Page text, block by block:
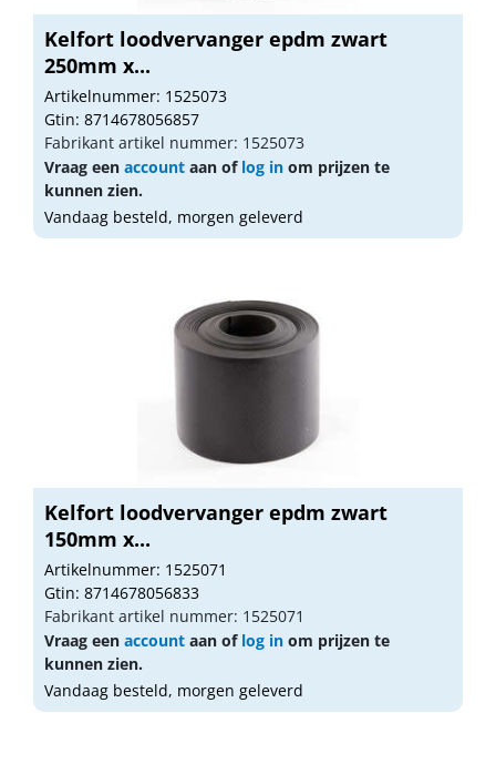
Kelfort loodvervanger epdm zwart
250mm x...
Artikelnummer: 1525073
Gtin: 8714678056857
Fabrikant artikel nummer: 1525073
Vraag een account aan of log in om prijzen te
kunnen zien.
Vandaag besteld, morgen geleverd
Kelfort loodvervanger epdm zwart
150mm x...
Artikelnummer: 1525071
Gtin: 8714678056833
Fabrikant artikel nummer: 1525071
Vraag een account aan of log in om prijzen te
kunnen zien.
Vandaag besteld, morgen geleverd